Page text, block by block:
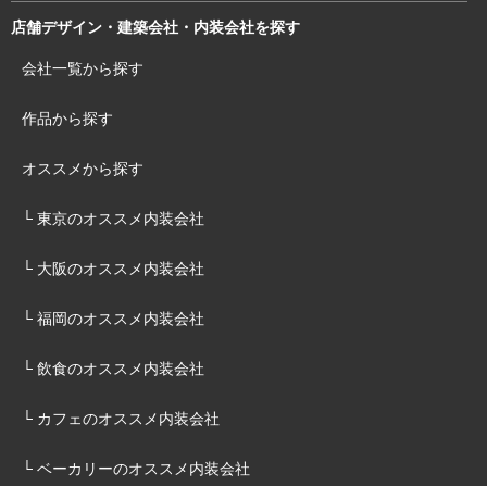
店舗デザイン・建築会社・内装会社を探す
会社一覧から探す
作品から探す
オススメから探す
└ 東京のオススメ内装会社
└ 大阪のオススメ内装会社
└ 福岡のオススメ内装会社
└ 飲食のオススメ内装会社
└ カフェのオススメ内装会社
└ ベーカリーのオススメ内装会社